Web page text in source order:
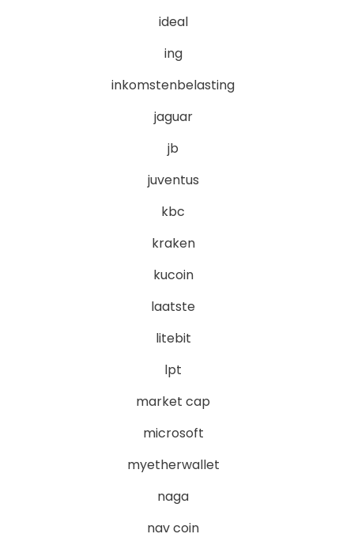
ideal
ing
inkomstenbelasting
jaguar
jb
juventus
kbc
kraken
kucoin
laatste
litebit
lpt
market cap
microsoft
myetherwallet
naga
nav coin